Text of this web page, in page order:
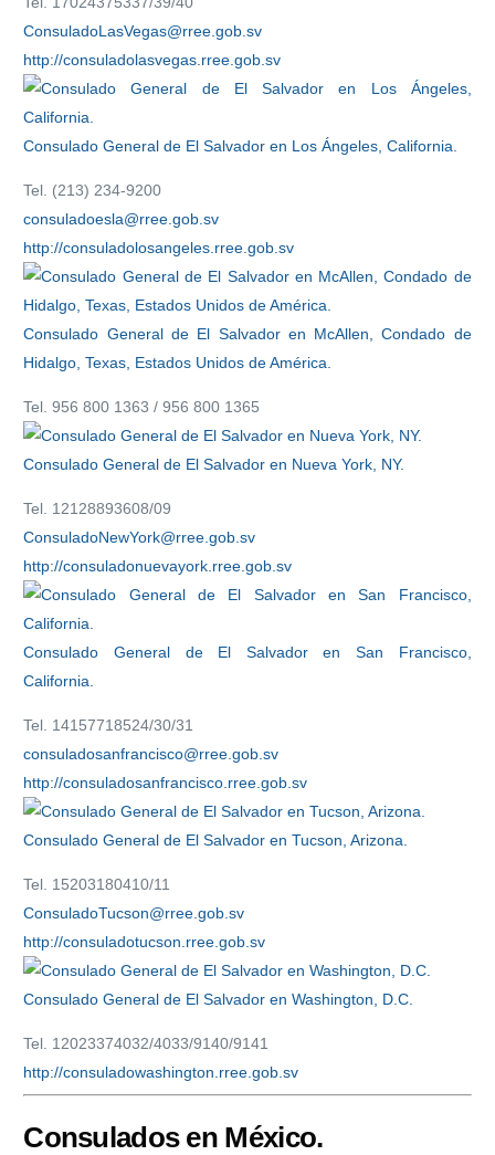
ConsuladoLasVegas@rree.gob.sv
http://consuladolasvegas.rree.gob.sv
Consulado General de El Salvador en Los Ángeles, California.
Tel. (213) 234-9200
consuladoesla@rree.gob.sv
http://consuladolosangeles.rree.gob.sv
Consulado General de El Salvador en McAllen, Condado de
Hidalgo, Texas, Estados Unidos de América.
Tel. 956 800 1363 / 956 800 1365
Consulado General de El Salvador en Nueva York, NY.
Tel. 12128893608/09
ConsuladoNewYork@rree.gob.sv
http://consuladonuevayork.rree.gob.sv
Consulado General de El Salvador en San Francisco,
California.
Tel. 14157718524/30/31
consuladosanfrancisco@rree.gob.sv
http://consuladosanfrancisco.rree.gob.sv
Consulado General de El Salvador en Tucson, Arizona.
Tel. 15203180410/11
ConsuladoTucson@rree.gob.sv
http://consuladotucson.rree.gob.sv
Consulado General de El Salvador en Washington, D.C.
Tel. 12023374032/4033/9140/9141
http://consuladowashington.rree.gob.sv
Consulados en México.